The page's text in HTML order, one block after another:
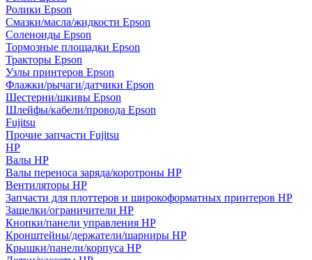
Ролики Epson
Смазки/масла/жидкости Epson
Соленоиды Epson
Тормозные площадки Epson
Тракторы Epson
Узлы принтеров Epson
Флажки/рычаги/датчики Epson
Шестерни/шкивы Epson
Шлейфы/кабели/провода Epson
Fujitsu
Прочие запчасти Fujitsu
HP
Валы HP
Валы переноса заряда/коротроны HP
Вентиляторы HP
Запчасти для плоттеров и широкоформатных принтеров HP
Защелки/ограничители HP
Кнопки/панели управления HP
Кронштейны/держатели/шарниры HP
Крышки/панели/корпуса HP